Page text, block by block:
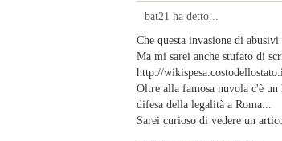
bat21 ha detto...
Che questa invasione di
Ma mi sarei anche stufato di
http://
Oltre alla famosa nuvola c'è un
difesa della legalità a Roma...
Sarei curioso di vedere un